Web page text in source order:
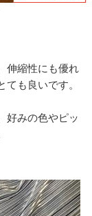
伸縮性にも優れ
も良いです。
好みの色やピッ